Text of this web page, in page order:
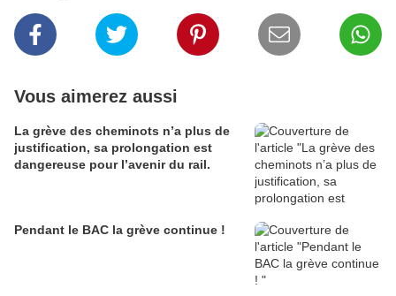
Vous aimerez aussi
La grève des cheminots n’a plus de
justification, sa prolongation est
dangereuse pour l’avenir du rail.
Pendant le BAC la grève continue !